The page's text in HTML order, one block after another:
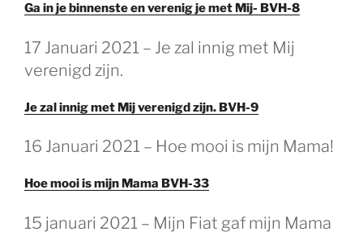
Ga in je binnenste en verenig je met Mij- BVH-8
17 Januari 2021 – Je zal innig met Mij
verenigd zijn.
Je zal innig met Mij verenigd zijn. BVH-9
16 Januari 2021 – Hoe mooi is mijn Mama!
Hoe mooi is mijn Mama BVH-33
15 januari 2021 – Mijn Fiat gaf mijn Mama